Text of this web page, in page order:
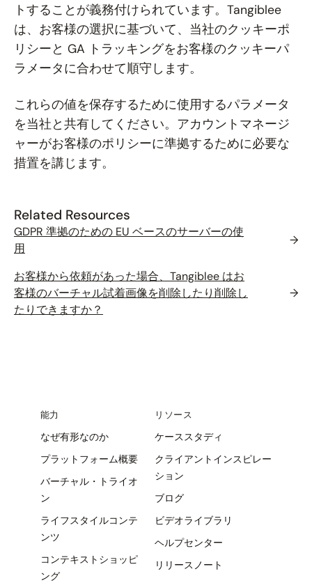
トすることが義務付けられています。Tangiblee
は、お客様の選択に基づいて、当社のクッキーポ
リシーと GA トラッキングをお客様のクッキーパ
ラメータに合わせて順守します。
これらの値を保存するために使用するパラメータ
を当社と共有してください。アカウントマネージ
ャーがお客様のポリシーに準拠するために必要な
措置を講じます。
Related Resources
GDPR 準拠のための EU ベースのサーバーの使
用
→
お客様から依頼があった場合、Tangiblee はお
客様のバーチャル試着画像を削除したり削除し
たりできますか？
→
能力
なぜ有形なのか
プラットフォーム概要
バーチャル・トライオ
ン
ライフスタイルコンテ
ンツ
コンテキストショッピ
ング
リソース
ケーススタディ
クライアントインスピレー
ション
ブログ
ビデオライブラリ
ヘルプセンター
リリースノート